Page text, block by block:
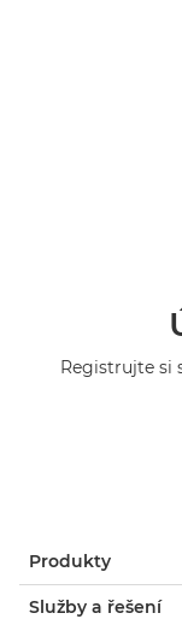
Registrujte si
Produkty
Služby a řešení